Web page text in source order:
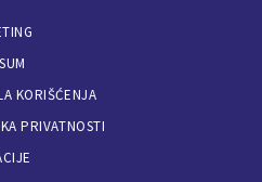
KORIŠĆENJA
PRIVATNOSTI